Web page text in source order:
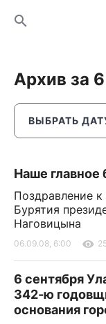
Архив за
ВЫБРАТЬ
Наше главное
Поздравление
Бурятия
Наговицына
06.09.08, 6:00
6 сентября
342-ю
основания